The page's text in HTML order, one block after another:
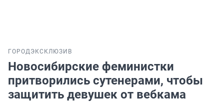
ГОРОДЭКСКЛЮЗИВ
Новосибирские феминистки
притворились сутенерами, чтобы
защитить девушек от вебкама